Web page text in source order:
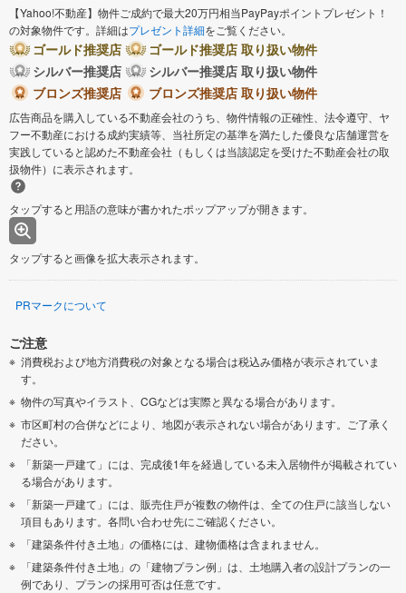
【Yahoo!不動産】物件ご成約で最大20万円相当PayPayポイントプレゼント！
の対象物件です。詳細はプレゼント詳細をご覧ください。
ゴールド推奨店
ゴールド推奨店 取り扱い物件
シルバー推奨店
シルバー推奨店 取り扱い物件
ブロンズ推奨店
ブロンズ推奨店 取り扱い物件
広告商品を購入している不動産会社のうち、物件情報の正確性、法令遵守、ヤ
フー不動産における成約実績等、当社所定の基準を満たした優良な店舗運営を
実践していると認めた不動産会社（もしくは当該認定を受けた不動産会社の取
扱物件）に表示されます。
タップすると用語の意味が書かれたポップアップが開きます。
タップすると画像を拡大表示されます。
PRマークについて
ご注意
消費税および地方消費税の対象となる場合は税込み価格が表示されていま
す。
物件の写真やイラスト、CGなどは実際と異なる場合があります。
市区町村の合併などにより、地図が表示されない場合があります。ご了承く
ださい。
「新築一戸建て」には、完成後1年を経過している未入居物件が掲載されてい
る場合があります。
「新築一戸建て」には、販売住戸が複数の物件は、全ての住戸に該当しない
項目もあります。各問い合わせ先にご確認ください。
「建築条件付き土地」の価格には、建物価格は含まれません。
「建築条件付き土地」の「建物プラン例」は、土地購入者の設計プランの一
例であり、プランの採用可否は任意です。